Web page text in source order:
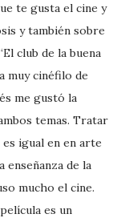
te gusta el cine y
y también sobre
club de la buena
muy cinéfilo de
me gustó la
temas. Tratar
igual en en arte
enseñanza de la
mucho el cine.
es un